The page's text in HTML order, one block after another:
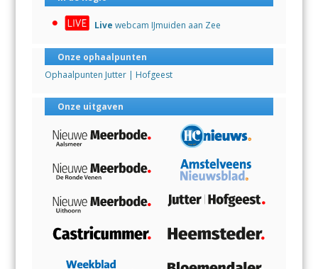
Live webcam IJmuiden aan Zee
Onze ophaalpunten
Ophaalpunten Jutter | Hofgeest
Onze uitgaven